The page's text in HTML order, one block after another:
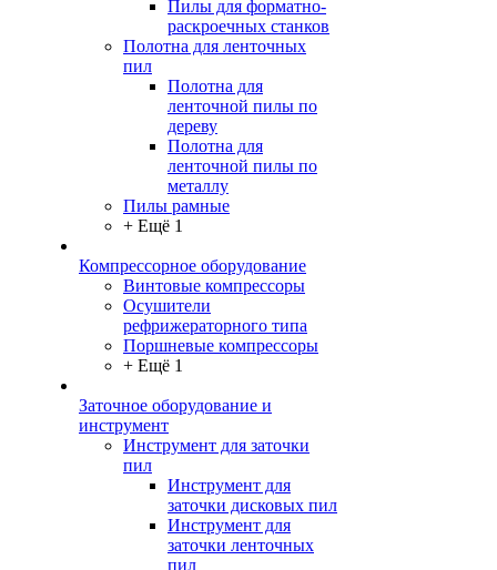
Пилы для форматно-
раскроечных станков
Полотна для ленточных
пил
Полотна для
ленточной пилы по
дереву
Полотна для
ленточной пилы по
металлу
Пилы рамные
+ Ещё 1
Компрессорное оборудование
Винтовые компрессоры
Осушители
рефрижераторного типа
Поршневые компрессоры
+ Ещё 1
Заточное оборудование и
инструмент
Инструмент для заточки
пил
Инструмент для
заточки дисковых пил
Инструмент для
заточки ленточных
пил